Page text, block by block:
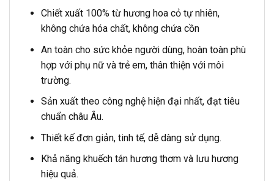
Chiết xuất 100% từ hương hoa cỏ tự nhiên,
không chứa hóa chất, không chứa cồn
An toàn cho sức khỏe người dùng, hoàn toàn phù
hợp với phụ nữ và trẻ em, thân thiện với môi
trường.
Sản xuất theo công nghệ hiện đại nhất, đạt tiêu
chuẩn châu Âu.
Thiết kế đơn giản, tinh tế, dễ dàng sử dụng.
Khả năng khuếch tán hương thơm và lưu hương
hiệu quả.